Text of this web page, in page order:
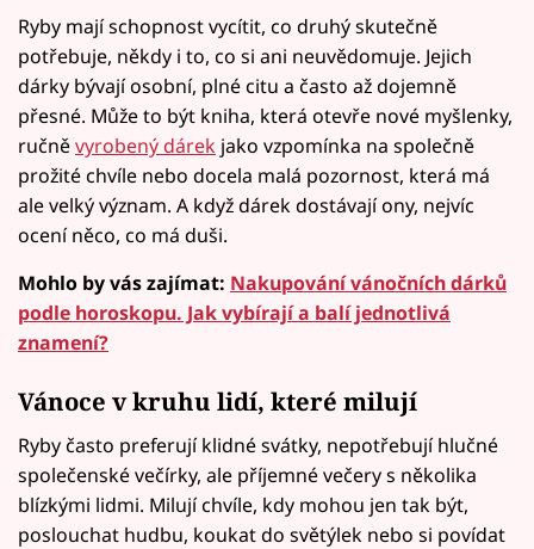
Ryby mají schopnost vycítit, co druhý skutečně
potřebuje, někdy i to, co si ani neuvědomuje. Jejich
dárky bývají osobní, plné citu a často až dojemně
přesné. Může to být kniha, která otevře nové myšlenky,
ručněvyrobený dárek jako vzpomínka na společně
prožité chvíle nebo docela malá pozornost, která má
ale velký význam. A když dárek dostávají ony, nejvíc
ocení něco, co má duši.
Mohlo by vás zajímat: Nakupování vánočních dárků
podle horoskopu. Jak vybírají a balí jednotlivá
znamení?
Vánoce v kruhu lidí, které milují
Ryby často preferují klidné svátky, nepotřebují hlučné
společenské večírky, ale příjemné večery s několika
blízkými lidmi. Milují chvíle, kdy mohou jen tak být,
poslouchat hudbu, koukat do světýlek nebo si povídat